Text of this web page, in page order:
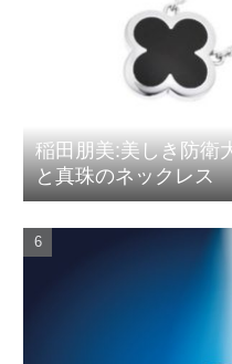
稲田朋美:美しき防衛
と真珠のネックレス